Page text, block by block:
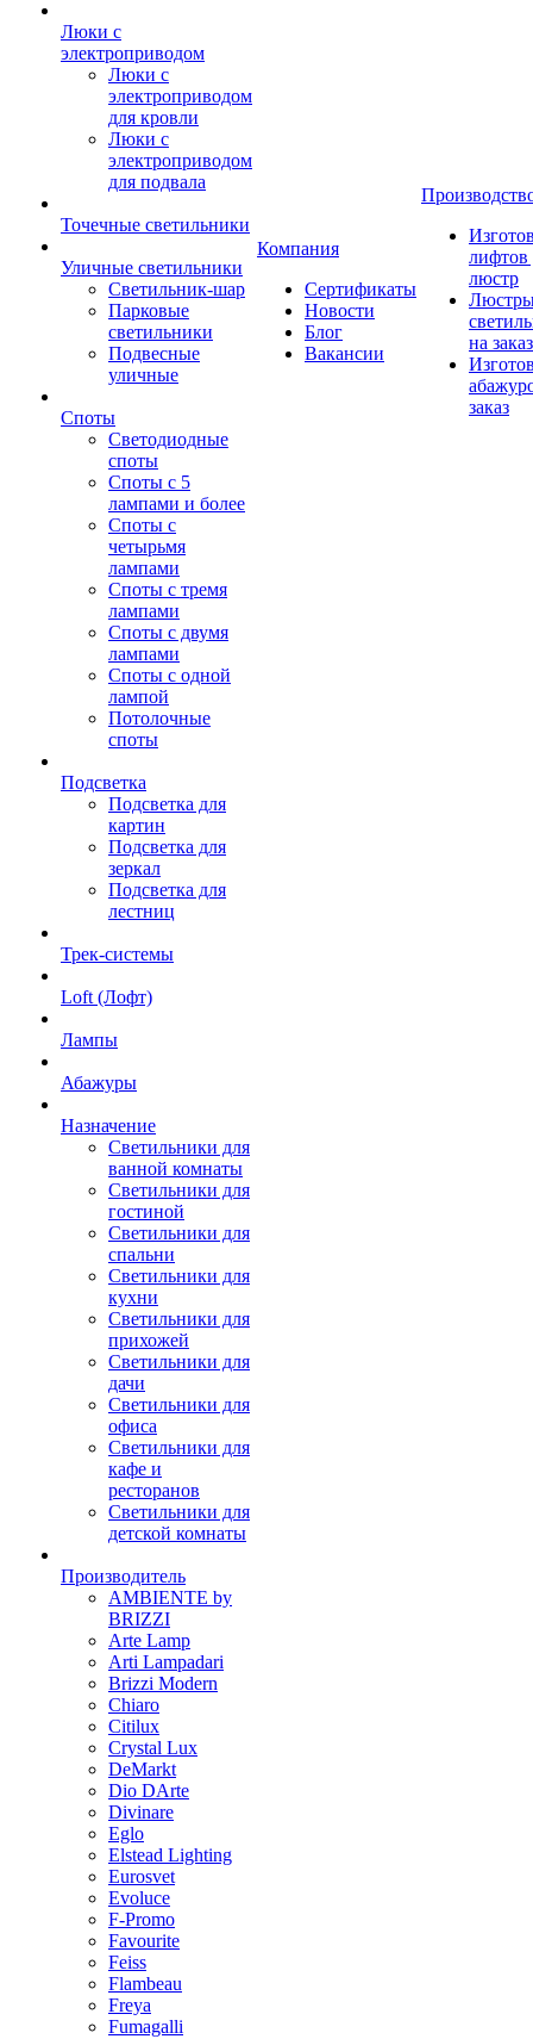
Люки с
электроприводом
Люки с
электроприводом
для кровли
Люки с
электроприводом
для подвала
Точечные светильники
Уличные светильники
Светильник-шар
Парковые
светильники
Подвесные
уличные
Споты
Светодиодные
споты
Споты с 5
лампами и более
Споты с
четырьмя
лампами
Споты с тремя
лампами
Споты с двумя
лампами
Споты с одной
лампой
Потолочные
споты
Подсветка
Подсветка для
картин
Подсветка для
зеркал
Подсветка для
лестниц
Трек-системы
Loft (Лофт)
Лампы
Абажуры
Назначение
Светильники для
ванной комнаты
Светильники для
гостиной
Светильники для
спальни
Светильники для
кухни
Светильники для
прихожей
Светильники для
дачи
Светильники для
офиса
Светильники для
кафе и
ресторанов
Светильники для
детской комнаты
Производитель
AMBIENTE by
BRIZZI
Arte Lamp
Arti Lampadari
Brizzi Modern
Chiaro
Citilux
Crystal Lux
DeMarkt
Dio DArte
Divinare
Eglo
Elstead Lighting
Eurosvet
Evoluce
F-Promo
Favourite
Feiss
Flambeau
Freya
Fumagalli
Компания
Сертификаты
Новости
Блог
Вакансии
лифтов
люстр
на заказ
заказ